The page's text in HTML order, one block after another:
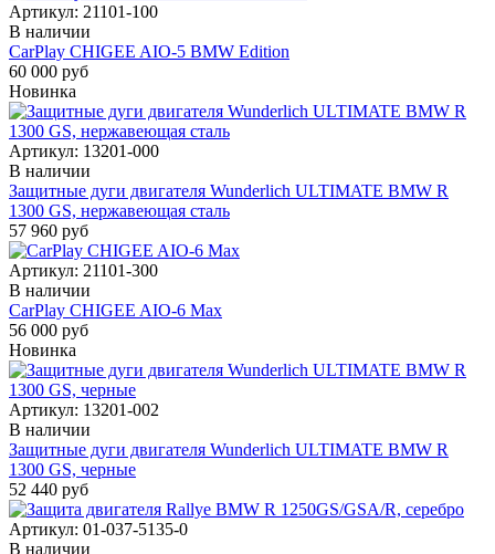
Артикул: 21101-100
В наличии
CarPlay CHIGEE AIO-5 BMW Edition
60 000 руб
Новинка
Артикул: 13201-000
В наличии
Защитные дуги двигателя Wunderlich ULTIMATE BMW R
1300 GS, нержавеющая сталь
57 960 руб
Артикул: 21101-300
В наличии
CarPlay CHIGEE AIO-6 Max
56 000 руб
Новинка
Артикул: 13201-002
В наличии
Защитные дуги двигателя Wunderlich ULTIMATE BMW R
1300 GS, черные
52 440 руб
Артикул: 01-037-5135-0
В наличии